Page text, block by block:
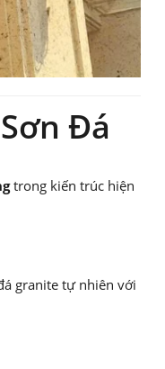
Đá
trong kiến trúc hiện
granite tự nhiên với